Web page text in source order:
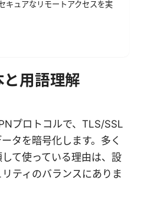
キュアなリモートアクセスを実
用語理解
プロトコルで、TLS/SSL
タを暗号化します。多く
て使っている理由は、設
ティのバランスにありま